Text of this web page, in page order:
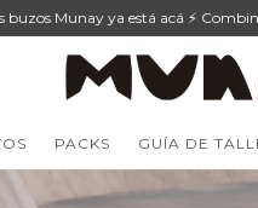
buzos Munay ya está acá ⚡
PACKS GUÍA DE